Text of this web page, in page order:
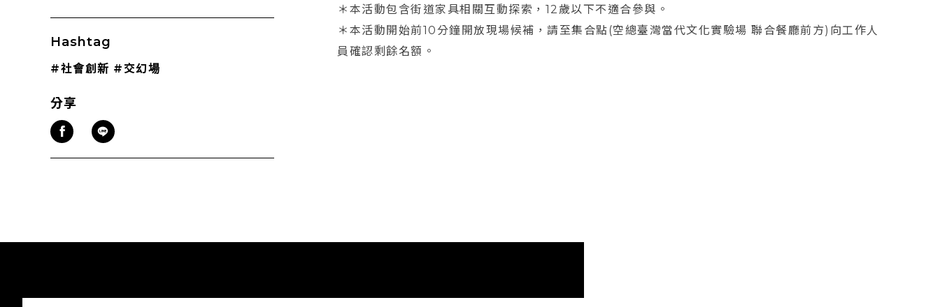
Hashtag
#社會創新 #交幻場
分享
＊本活動包含街道家具相關互動探索，12歲以下不適合參與。
＊本活動開始前10分鐘開放現場候補，請至集合點(空總臺灣當代文化實驗場 聯合餐廳前方)向工作人
員確認剩餘名額。